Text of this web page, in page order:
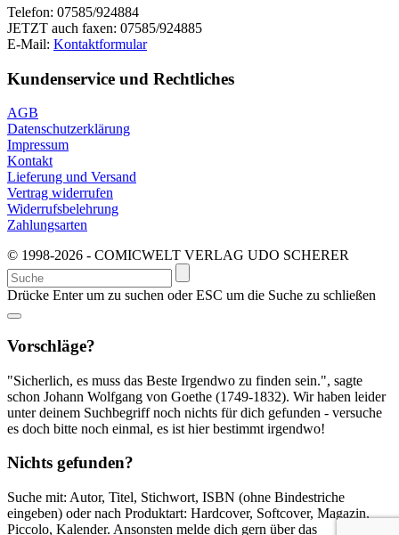
Telefon: 07585/924884
JETZT auch faxen: 07585/924885
E-Mail: Kontaktformular
Kundenservice und Rechtliches
AGB
Datenschutzerklärung
Impressum
Kontakt
Lieferung und Versand
Vertrag widerrufen
Widerrufsbelehrung
Zahlungsarten
© 1998-2026 - COMICWELT VERLAG UDO SCHERER
Suchen
nach:
Drücke Enter um zu suchen oder ESC um die Suche zu schließen
Vorschläge?
"Sicherlich, es muss das Beste Irgendwo zu finden sein.", sagte
schon Johann Wolfgang von Goethe (1749-1832). Wir haben leider
unter deinem Suchbegriff noch nichts für dich gefunden - versuche
es doch bitte noch einmal, es ist hier bestimmt irgendwo!
Nichts gefunden?
Suche mit: Autor, Titel, Stichwort, ISBN (ohne Bindestriche
eingeben) oder nach Produktart: Hardcover, Softcover, Magazin,
Piccolo, Kalender. Ansonsten melde dich gern über das